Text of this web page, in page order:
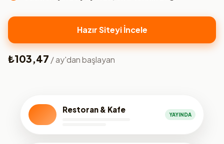
Hazır Siteyi İncele
₺103,47 / ay'dan başlayan
Restoran & Kafe
YAYINDA